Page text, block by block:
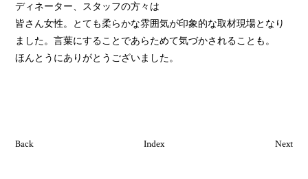
ディネーター、スタッフの方々は
皆さん女性。とても柔らかな雰囲気が印象的な取材現場となり
ました。言葉にすることであらためて気づかされることも。
ほんとうにありがとうございました。
Back Index Next